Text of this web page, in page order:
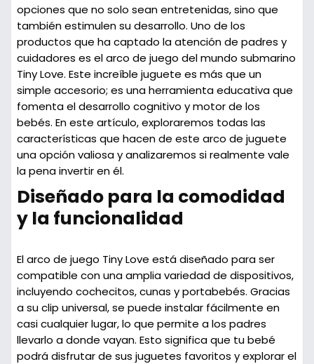
opciones que no solo sean entretenidas, sino que
también estimulen su desarrollo. Uno de los
productos que ha captado la atención de padres y
cuidadores es elarco de juego del mundo submarino
Tiny Love. Este increíble juguete es más que un
simple accesorio; es una herramienta educativa que
fomenta el desarrollo cognitivo y motor de los
bebés. En este artículo, exploraremos todas las
características que hacen de este arco de juguete
una opción valiosa y analizaremos si realmente vale
la pena invertir en él.
Diseñado para la comodidad
y la funcionalidad
Elarco de juego Tiny Love está diseñado para ser
compatible con una amplia variedad de dispositivos,
incluyendo cochecitos, cunas y portabebés. Gracias
a suclip universal, se puede instalar fácilmente en
casi cualquier lugar, lo que permite a los padres
llevarlo a donde vayan. Esto significa que tu bebé
podrá disfrutar de sus juguetes favoritos y explorar el